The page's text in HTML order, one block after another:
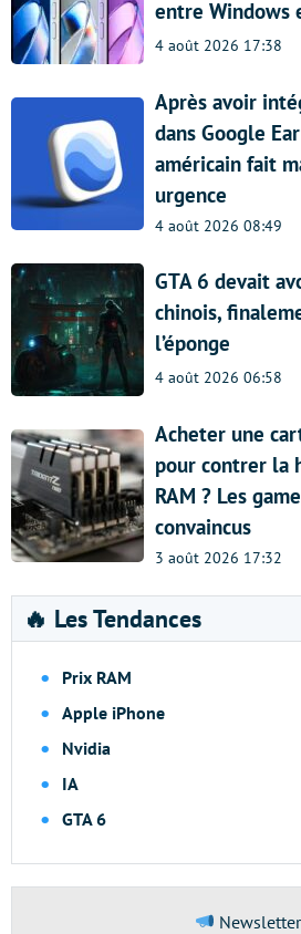
entre Windows
4 août 2026 17:38
Après avoir
dans Google
américain fait
urgence
4 août 2026 08:49
GTA 6 devait
chinois,
l’éponge
4 août 2026 06:58
Acheter une
pour contrer la
RAM ? Les
convaincus
3 août 2026 17:32
🔥 Les Tendances
Prix RAM
Apple iPhone
Nvidia
IA
GTA 6
Newsletter